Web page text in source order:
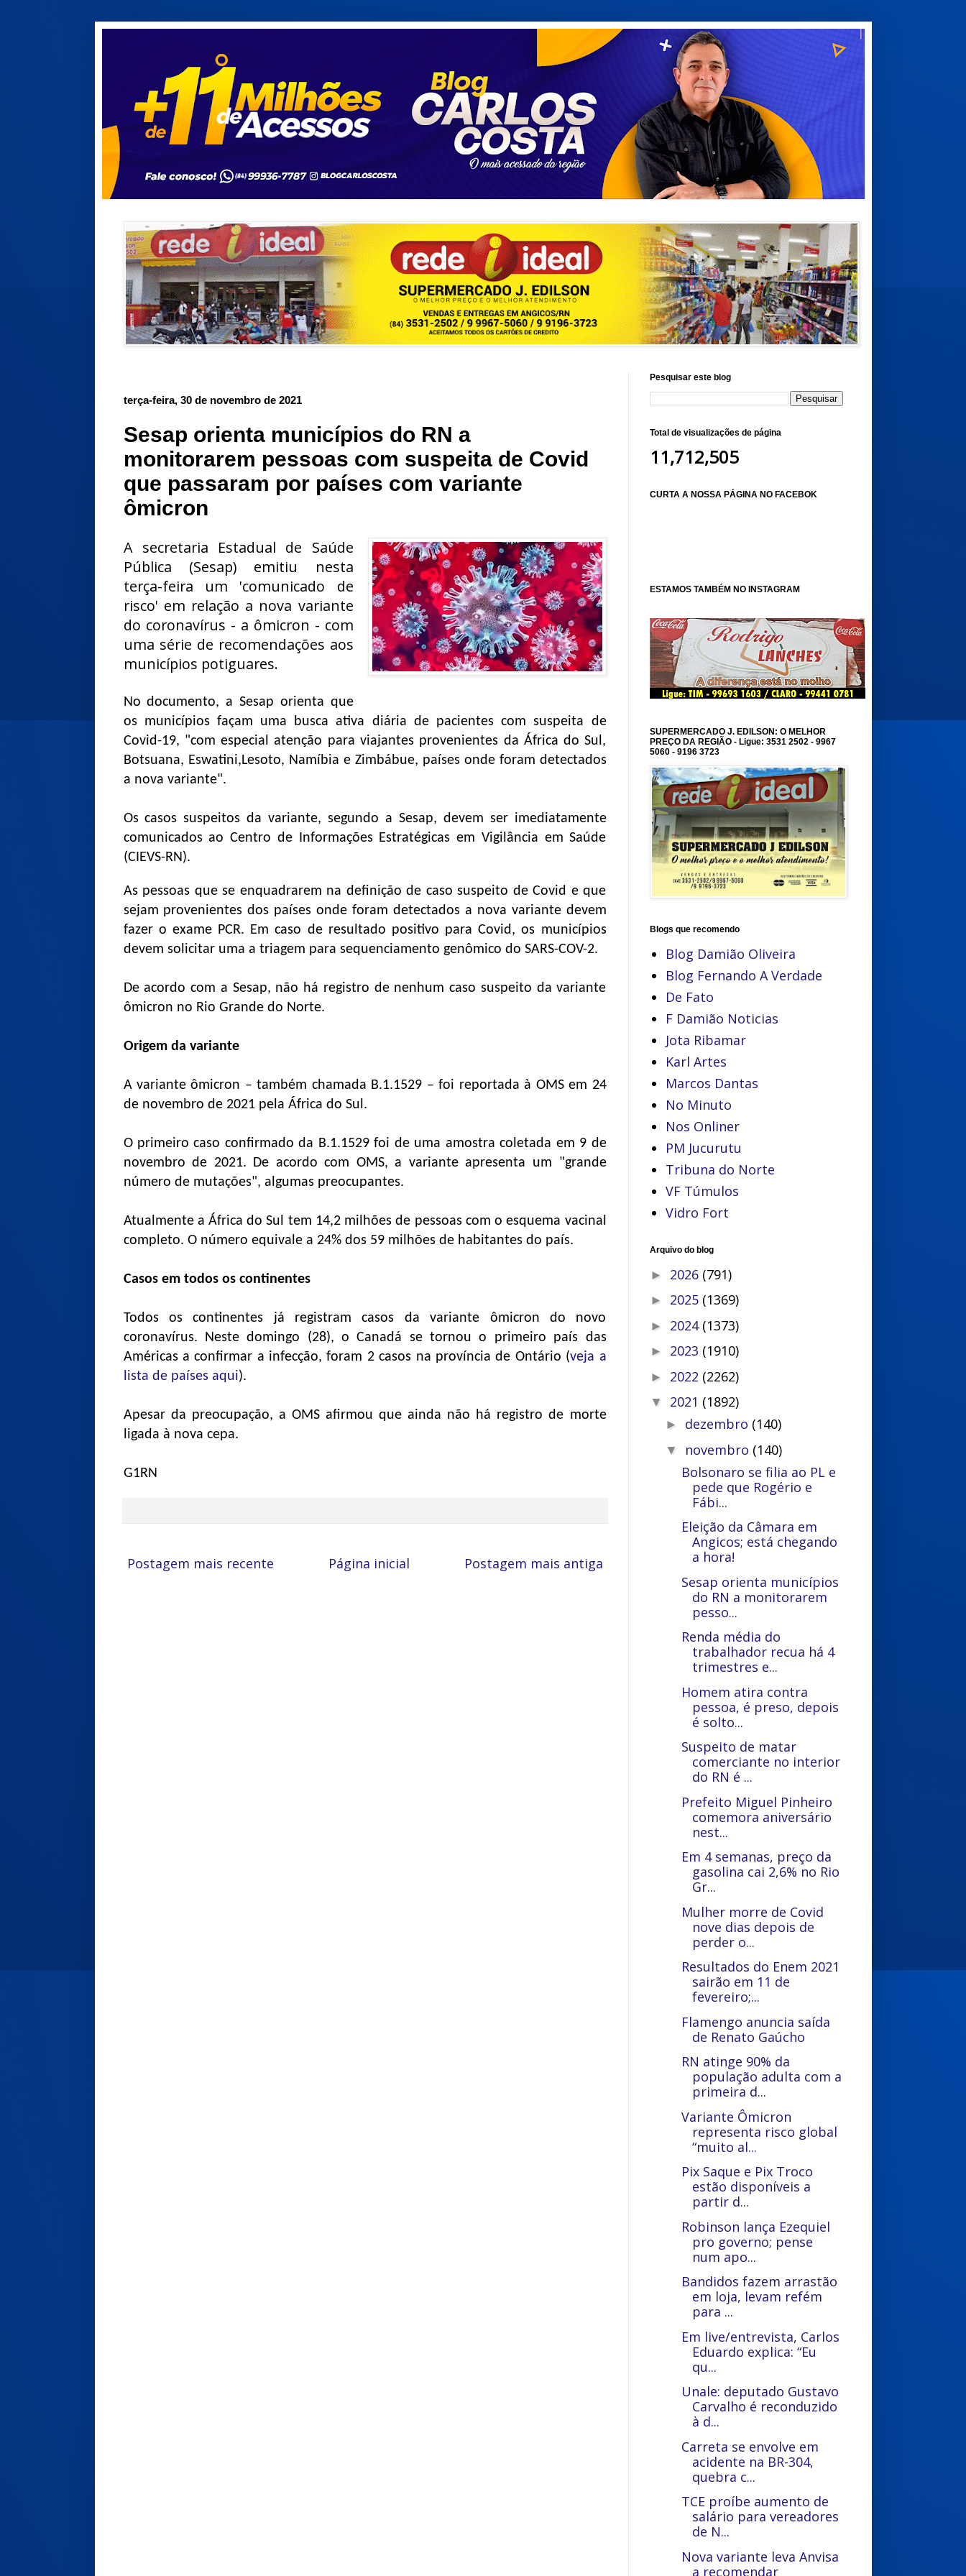
terça-feira, 30 de novembro de 2021
Sesap orienta municípios do RN a
monitorarem pessoas com suspeita de Covid
que passaram por países com variante
ômicron
A secretaria Estadual de Saúde
Pública (Sesap) emitiu nesta
terça-feira um 'comunicado de
risco' em relação a nova variante
do coronavírus - a ômicron - com
uma série de recomendações aos
municípios potiguares.
No documento, a Sesap orienta que
os municípios façam uma busca ativa diária de pacientes com suspeita de
Covid-19, "com especial atenção para viajantes provenientes da África do Sul,
Botsuana, Eswatini,Lesoto, Namíbia e Zimbábue, países onde foram detectados
a nova variante".
Os casos suspeitos da variante, segundo a Sesap, devem ser imediatamente
comunicados ao Centro de Informações Estratégicas em Vigilância em Saúde
(CIEVS-RN).
As pessoas que se enquadrarem na definição de caso suspeito de Covid e que
sejam provenientes dos países onde foram detectados a nova variante devem
fazer o exame PCR. Em caso de resultado positivo para Covid, os municípios
devem solicitar uma a triagem para sequenciamento genômico do SARS-COV-2.
De acordo com a Sesap, não há registro de nenhum caso suspeito da variante
ômicron no Rio Grande do Norte.
Origem da variante
A variante ômicron – também chamada B.1.1529 – foi reportada à OMS em 24
de novembro de 2021 pela África do Sul.
O primeiro caso confirmado da B.1.1529 foi de uma amostra coletada em 9 de
novembro de 2021. De acordo com OMS, a variante apresenta um "grande
número de mutações", algumas preocupantes.
Atualmente a África do Sul tem 14,2 milhões de pessoas com o esquema vacinal
completo. O número equivale a 24% dos 59 milhões de habitantes do país.
Casos em todos os continentes
Todos os continentes já registram casos da variante ômicron do novo
coronavírus. Neste domingo (28), o Canadá se tornou o primeiro país das
Américas a confirmar a infecção, foram 2 casos na província de Ontário (veja a
lista de países aqui).
Apesar da preocupação, a OMS afirmou que ainda não há registro de morte
ligada à nova cepa.
G1RN
Postagem mais recente Postagem mais antiga
Página inicial
Pesquisar este blog
Total de visualizações de página
11,712,505
CURTA A NOSSA PÁGINA NO FACEBOK
ESTAMOS TAMBÉM NO INSTAGRAM
SUPERMERCADO J. EDILSON: O MELHOR
PREÇO DA REGIÃO - Ligue: 3531 2502 - 9967
5060 - 9196 3723
Blogs que recomendo
Blog Damião Oliveira
Blog Fernando A Verdade
De Fato
F Damião Noticias
Jota Ribamar
Karl Artes
Marcos Dantas
No Minuto
Nos Onliner
PM Jucurutu
Tribuna do Norte
VF Túmulos
Vidro Fort
Arquivo do blog
► 2026 (791)
► 2025 (1369)
► 2024 (1373)
► 2023 (1910)
► 2022 (2262)
▼ 2021 (1892)
► dezembro (140)
▼ novembro (140)
Bolsonaro se filia ao PL e
pede que Rogério e
Fábi...
Eleição da Câmara em
Angicos; está chegando
a hora!
Sesap orienta municípios
do RN a monitorarem
pesso...
Renda média do
trabalhador recua há 4
trimestres e...
Homem atira contra
pessoa, é preso, depois
é solto...
Suspeito de matar
comerciante no interior
do RN é ...
Prefeito Miguel Pinheiro
comemora aniversário
nest...
Em 4 semanas, preço da
gasolina cai 2,6% no Rio
Gr...
Mulher morre de Covid
nove dias depois de
perder o...
Resultados do Enem 2021
sairão em 11 de
fevereiro;...
Flamengo anuncia saída
de Renato Gaúcho
RN atinge 90% da
população adulta com a
primeira d...
Variante Ômicron
representa risco global
“muito al...
Pix Saque e Pix Troco
estão disponíveis a
partir d...
Robinson lança Ezequiel
pro governo; pense
num apo...
Bandidos fazem arrastão
em loja, levam refém
para ...
Em live/entrevista, Carlos
Eduardo explica: “Eu
qu...
Unale: deputado Gustavo
Carvalho é reconduzido
à d...
Carreta se envolve em
acidente na BR-304,
quebra c...
TCE proíbe aumento de
salário para vereadores
de N...
Nova variante leva Anvisa
a recomendar